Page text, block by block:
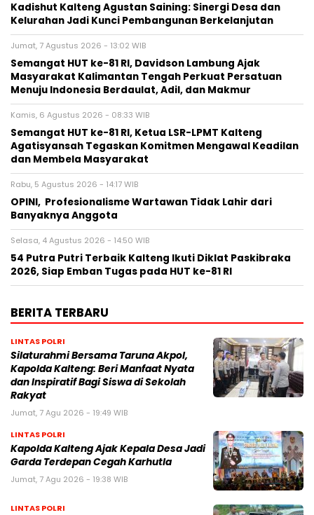
Kadishut Kalteng Agustan Saining: Sinergi Desa dan
Kelurahan Jadi Kunci Pembangunan Berkelanjutan
Jumat, 7 Agustus 2026 - 13:02 WIB
Semangat HUT ke-81 RI, Davidson Lambung Ajak
Masyarakat Kalimantan Tengah Perkuat Persatuan
Menuju Indonesia Berdaulat, Adil, dan Makmur
Kamis, 6 Agustus 2026 - 08:33 WIB
Semangat HUT ke-81 RI, Ketua LSR-LPMT Kalteng
Agatisyansah Tegaskan Komitmen Mengawal Keadilan
dan Membela Masyarakat
Rabu, 5 Agustus 2026 - 14:17 WIB
OPINI, Profesionalisme Wartawan Tidak Lahir dari
Banyaknya Anggota
Selasa, 4 Agustus 2026 - 14:50 WIB
54 Putra Putri Terbaik Kalteng Ikuti Diklat Paskibraka
2026, Siap Emban Tugas pada HUT ke-81 RI
BERITA TERBARU
LINTAS POLRI
Silaturahmi Bersama Taruna Akpol,
Kapolda Kalteng: Beri Manfaat Nyata
dan Inspiratif Bagi Siswa di Sekolah
Rakyat
Jumat, 7 Agu 2026 - 19:49 WIB
LINTAS POLRI
Kapolda Kalteng Ajak Kepala Desa Jadi
Garda Terdepan Cegah Karhutla
Jumat, 7 Agu 2026 - 19:38 WIB
LINTAS POLRI